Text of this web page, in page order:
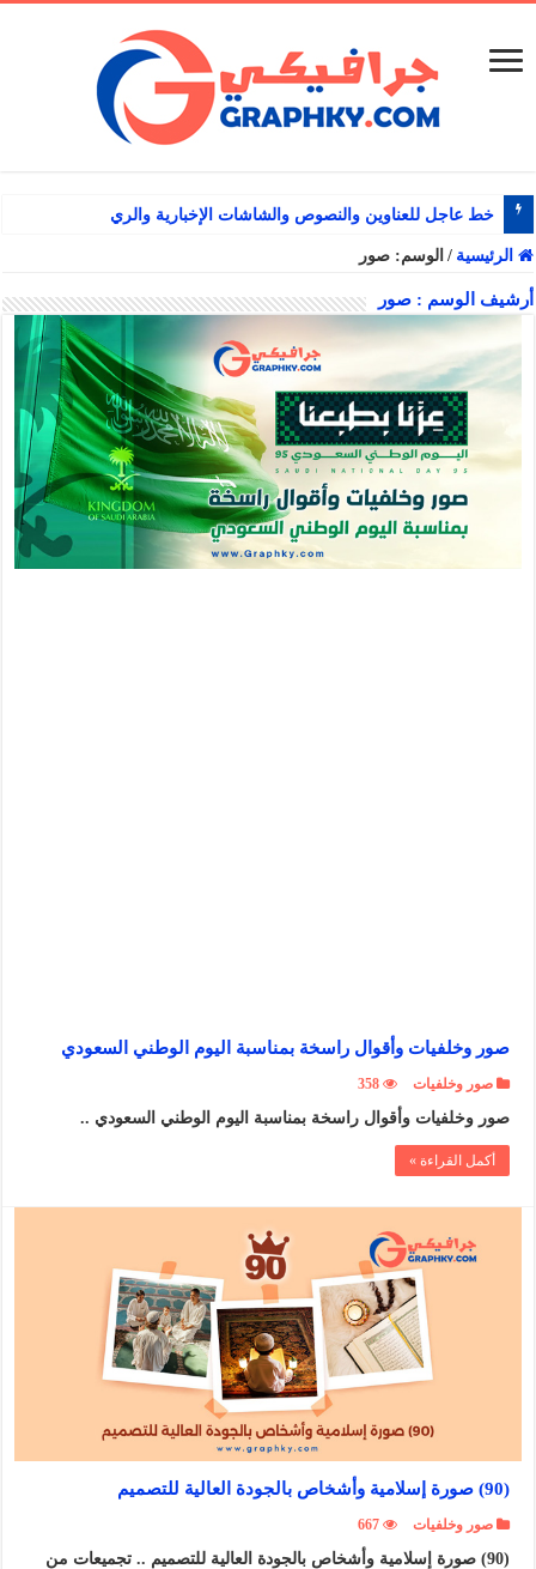
خط عاجل للعناوين والنصوص والشاشات الإخبارية والرياضية
الرئيسية / الوسم:صور
أرشيف الوسم :صور
صور وخلفيات وأقوال راسخة بمناسبة اليوم الوطني السعودي
صور وخلفيات 358
صور وخلفيات وأقوال راسخة بمناسبة اليوم الوطني السعودي ..
أكمل القراءة »
(90) صورة إسلامية وأشخاص بالجودة العالية للتصميم
صور وخلفيات 667
(90) صورة إسلامية وأشخاص بالجودة العالية للتصميم .. تجميعات من